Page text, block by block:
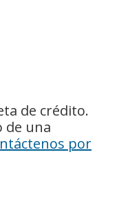
de crédito.
de una
por